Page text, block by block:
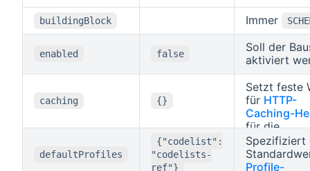
buildingBlock Immer
enabled false
Soll der
aktiviert
caching {}
Setzt feste
für HTTP-
Caching-
für die
Ressourcen.
defaultProfiles
{"codelist":
"codelists-
ref"}
Spezifiziert
Profile-